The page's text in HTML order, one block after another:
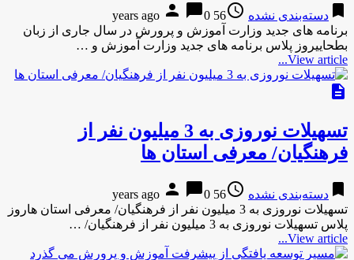
bookmark دسته‌بندی نشده access_time
56 years ago
person chat_bubble0
برنامه های جدید وزارت آموزش و پرورش در سال جاری از زبان
بطحاییروز پلاس برنامه های جدید وزارت آموزش و …
View article...
description
تسهیلات نوروزی به 3 میلیون نفر از
فرهنگیان/ معرفی استان ها
bookmark دسته‌بندی نشده access_time
56 years ago
person chat_bubble0
تسهیلات نوروزی به 3 میلیون نفر از فرهنگیان/ معرفی استان هاروز
پلاس تسهیلات نوروزی به 3 میلیون نفر از فرهنگیان/ …
View article...